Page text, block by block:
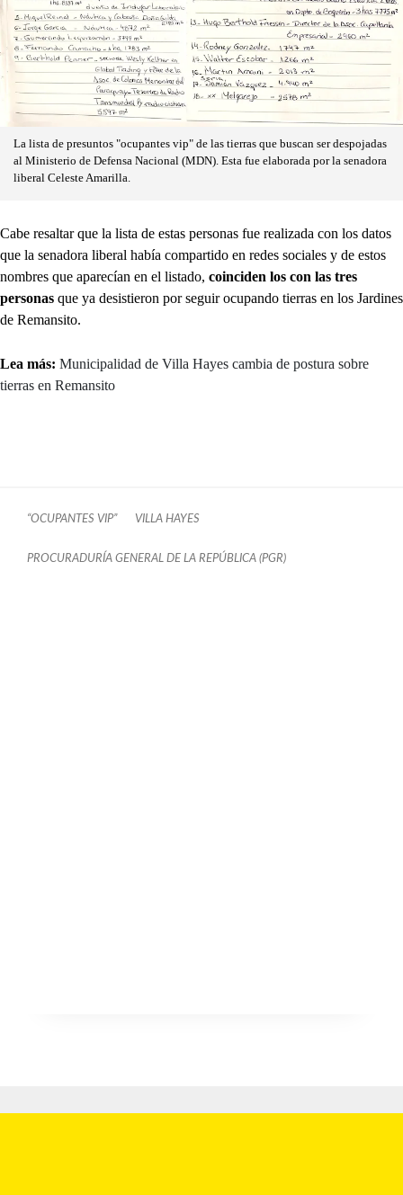
La lista de presuntos "ocupantes vip" de las tierras que buscan ser despojadas
al Ministerio de Defensa Nacional (MDN). Esta fue elaborada por la senadora
liberal Celeste Amarilla.
Cabe resaltar que la lista de estas personas fue realizada con los datos
que la senadora liberal había compartido en redes sociales y de estos
nombres que aparecían en el listado, coinciden los con las tres
personas que ya desistieron por seguir ocupando tierras en los Jardines
de Remansito.
Lea más: Municipalidad de Villa Hayes cambia de postura sobre
tierras en Remansito
“OCUPANTES VIP” VILLA HAYES
PROCURADURÍA GENERAL DE LA REPÚBLICA (PGR)